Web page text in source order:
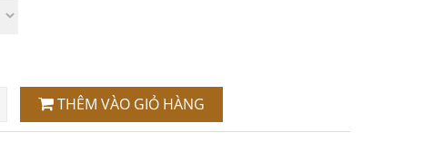
THÊM VÀO GIỎ HÀNG